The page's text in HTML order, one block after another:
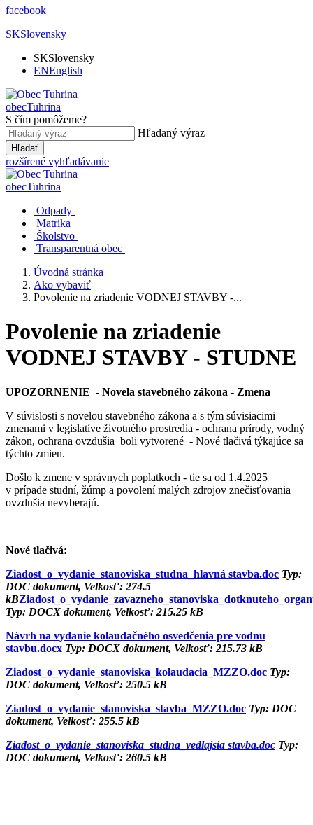
facebook
SKSlovensky
SKSlovensky
ENEnglish
obecTuhrina
S čím pomôžeme?
Hľadaný výraz
Hľadať
rozšírené vyhľadávanie
obecTuhrina
Odpady
Matrika
Školstvo
Transparentná obec
Úvodná stránka
Ako vybaviť
Povolenie na zriadenie VODNEJ STAVBY -...
Povolenie na zriadenie
VODNEJ STAVBY - STUDNE
UPOZORNENIE - Novela stavebného zákona - Zmena
V súvislosti s novelou stavebného zákona a s tým súvisiacimi
zmenami v legislatíve životného prostredia - ochrana prírody, vodný
zákon, ochrana ovzdušia boli vytvorené - Nové tlačivá týkajúce sa
týchto zmien.
Došlo k zmene v správnych poplatkoch - tie sa od 1.4.2025
v prípade studní, žúmp a povolení malých zdrojov znečisťovania
ovzdušia nevyberajú.
Nové tlačivá:
Ziadost_o_vydanie_stanoviska_studna_hlavná stavba.doc Typ:
DOC dokument, Velkosť: 274.5
kB
Typ: DOCX dokument, Velkosť: 215.25 kB
Návrh na vydanie kolaudačného osvedčenia pre vodnu
stavbu.docx Typ: DOCX dokument, Velkosť: 215.73 kB
Ziadost_o_vydanie_stanoviska_kolaudacia_MZZO.doc Typ:
DOC dokument, Velkosť: 250.5 kB
Ziadost_o_vydanie_stanoviska_stavba_MZZO.doc Typ: DOC
dokument, Velkosť: 255.5 kB
Ziadost_o_vydanie_stanoviska_studna_vedlajsia stavba.doc Typ:
DOC dokument, Velkosť: 260.5 kB